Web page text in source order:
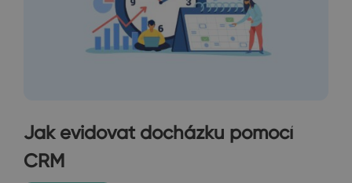
Jak evidovat docházku pomocí
CRM